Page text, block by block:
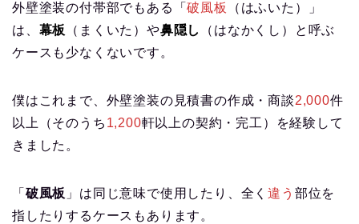
外壁塗装の付帯部でもある「破風板
（はふいた）」
は、 幕板 （まくいた）や鼻隠し
（はなかくし）と呼ぶ
ケースも少なくないです。
僕はこれまで、外壁塗装の見積書の作成・商談2,000件
以上（そのうち 1,200軒以上の契約・完工）を経験して
きました。
「 破風板 」は同じ意味で使用したり、全く違う 部位を
指したりするケースもあります。